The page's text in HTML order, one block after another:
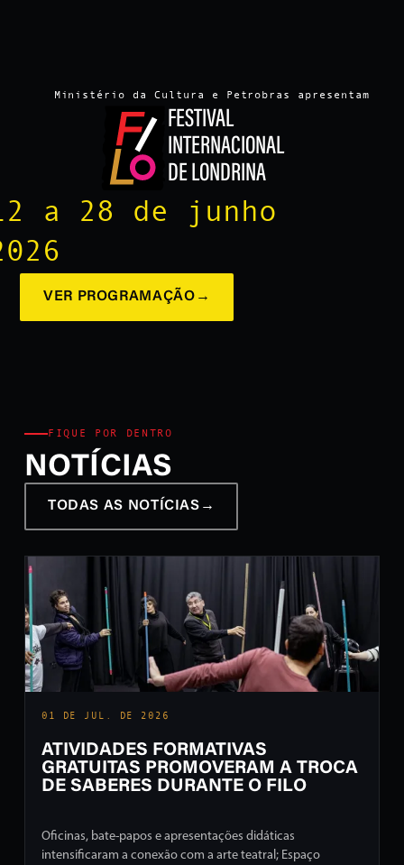
Ministério da Cultura e Petrobras apresentam
FESTIVAL
INTERNACIONAL
DE LONDRINA
a 28 de junho
VER PROGRAMAÇÃO →
FIQUE POR DENTRO
NOTÍCIAS
TODAS AS NOTÍCIAS →
01 DE JUL. DE 2026
ATIVIDADES FORMATIVAS
GRATUITAS PROMOVERAM A TROCA
DE SABERES DURANTE O FILO
Oficinas, bate-papos e apresentações didáticas
intensificaram a conexão com a arte teatral; Espaço